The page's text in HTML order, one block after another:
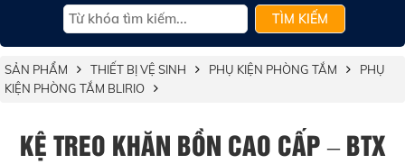
TÌM KIẾM
SẢN PHẨM THIẾT BỊ VỆ SINH PHỤ KIỆN PHÒNG TẮM
PHỤ
KIỆN PHÒNG TẮM BLIRIO
KỆ TREO KHĂN BỒN CAO CẤP – BTX